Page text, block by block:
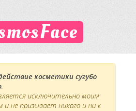
косметики сугубо
.
исключительно моим
не призывает никого и ни к